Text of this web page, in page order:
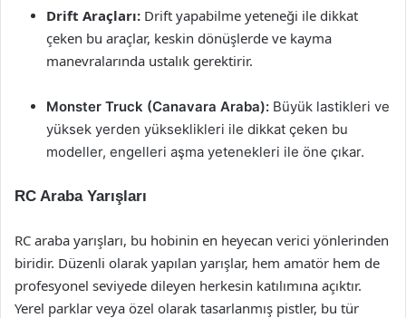
Drift Araçları: Drift yapabilme yeteneği ile dikkat
çeken bu araçlar, keskin dönüşlerde ve kayma
manevralarında ustalık gerektirir.
Monster Truck (Canavara Araba): Büyük lastikleri ve
yüksek yerden yükseklikleri ile dikkat çeken bu
modeller, engelleri aşma yetenekleri ile öne çıkar.
RC Araba Yarışları
RC araba yarışları, bu hobinin en heyecan verici yönlerinden
biridir. Düzenli olarak yapılan yarışlar, hem amatör hem de
profesyonel seviyede dileyen herkesin katılımına açıktır.
Yerel parklar veya özel olarak tasarlanmış pistler, bu tür